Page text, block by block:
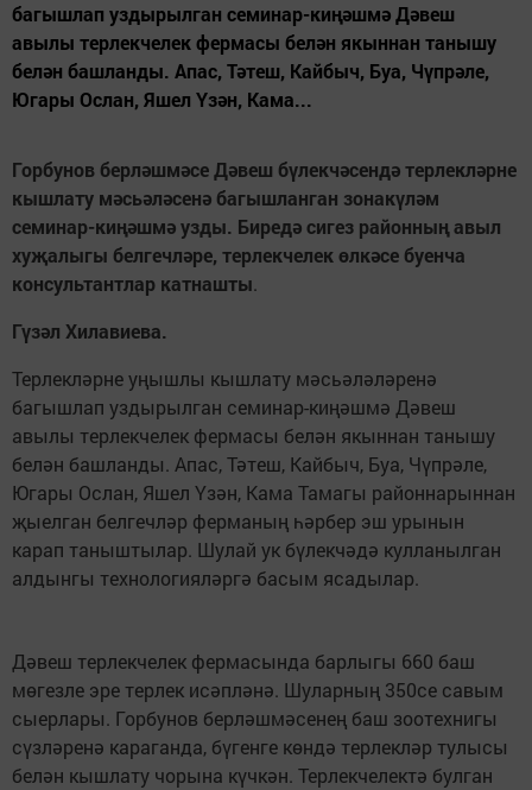
багышлап уздырылган семинар-киңәшмә Дәвеш
авылы терлекчелек фермасы белән якыннан танышу
белән башланды. Апас, Тәтеш, Кайбыч, Буа, Чүпрәле,
Югары Ослан, Яшел Үзән, Кама...
Горбунов берләшмәсе Дәвеш бүлекчәсендә терлекләрне
кышлату мәсьәләсенә багышланган зонакүләм
семинар-киңәшмә узды. Биредә сигез районның авыл
хуҗалыгы белгечләре, терлекчелек өлкәсе буенча
консультантлар катнашты.
Гүзәл Хилавиева.
Терлекләрне уңышлы кышлату мәсьәләләренә
багышлап уздырылган семинар-киңәшмә Дәвеш
авылы терлекчелек фермасы белән якыннан танышу
белән башланды. Апас, Тәтеш, Кайбыч, Буа, Чүпрәле,
Югары Ослан, Яшел Үзән, Кама Тамагы районнарыннан
җыелган белгечләр ферманың һәрбер эш урынын
карап таныштылар. Шулай ук бүлекчәдә кулланылган
алдынгы технологияләргә басым ясадылар.
Дәвеш терлекчелек фермасында барлыгы 660 баш
мөгезле эре терлек исәпләнә. Шуларның 350се савым
сыерлары. Горбунов берләшмәсенең баш зоотехнигы
сүзләренә караганда, бүгенге көндә терлекләр тулысы
белән кышлату чорына күчкән. Терлекчелектә булган